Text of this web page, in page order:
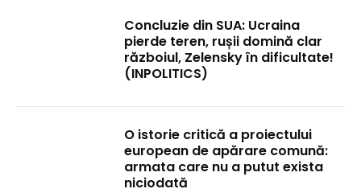
Concluzie din SUA: Ucraina
pierde teren, rușii domină clar
războiul, Zelensky în dificultate!
(INPOLITICS)
O istorie critică a proiectului
european de apărare comună:
armata care nu a putut exista
niciodată